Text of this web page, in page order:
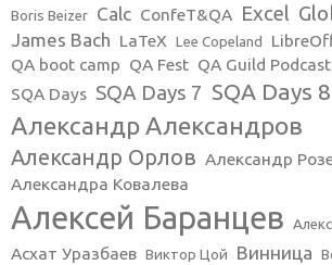
Boris Beizer Calc ConfeT&QA Excel
James Bach LaTeX Lee Copeland
QA boot camp QA Fest QA Guild Podcast
SQA Days SQA Days 7 SQA Days 8
Александр Александров
Александр Орлов Александр
Александра Ковалева
Алексей Баранцев
Асхат Уразбаев Виктор Цой Винница